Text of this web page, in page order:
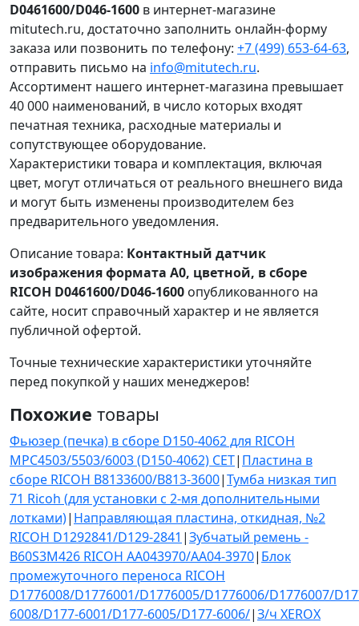
D0461600/D046-1600 в интернет-магазине
mitutech.ru, достаточно заполнить онлайн-форму
заказа или позвонить по телефону: +7 (499) 653-64-63,
отправить письмо на info@mitutech.ru.
Ассортимент нашего интернет-магазина превышает
40 000 наименований, в число которых входят
печатная техника, расходные материалы и
сопутствующее оборудование.
Характеристики товара и комплектация, включая
цвет, могут отличаться от реального внешнего вида
и могут быть изменены производителем без
предварительного уведомления.
Описание товара: Контактный датчик
изображения формата А0, цветной, в сборе
RICOH D0461600/D046-1600 опубликованного на
сайте, носит справочный характер и не является
публичной офертой.
Точные технические характеристики уточняйте
перед покупкой у наших менеджеров!
Похожие товары
Фьюзер (печка) в сборе D150-4062 для RICOH
MPC4503/5503/6003 (D150-4062) CET| Пластина в
сборе RICOH B8133600/B813-3600|Тумба низкая тип
71 Ricoh (для установки с 2-мя дополнительными
лотками)| Направляющая пластина, откидная, №2
RICOH D1292841/D129-2841 |Зубчатый ремень -
B60S3M426 RICOH AA043970/AA04-3970| Блок
промежуточного переноса RICOH
D1776008/D1776001/D1776005/D1776006/D1776007/
6008/D177-6001/D177-6005/D177-6006/|З/ч XEROX